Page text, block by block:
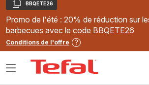
Copier
BBQETE26
Promo de l'été : 20% de réduction sur
barbecues avec le code BBQETE26
Conditions de l'offre
Ouvrir